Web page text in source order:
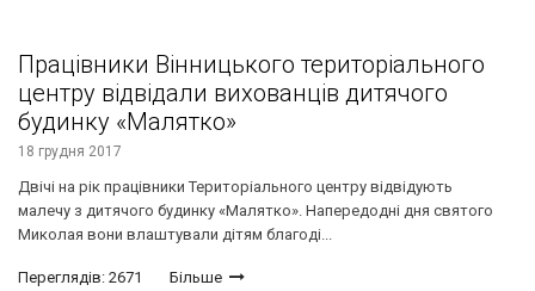
Працівники Вінницького територіального
центру відвідали вихованців дитячого
будинку «Малятко»
18 грудня 2017
Двічі на рік працівники Територіального центру відвідують
малечу з дитячого будинку «Малятко». Напередодні дня святого
Миколая вони влаштували дітям благоді...
Переглядів: 2671 Більше